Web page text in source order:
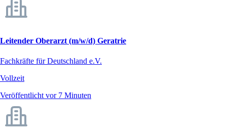
Leitender Oberarzt (m/w/d) Geratrie
Fachkräfte für Deutschland e.V.
Vollzeit
Veröffentlicht vor 7 Minuten